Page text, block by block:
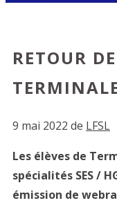
RETOUR
9 mai 2022 de LFSL
Les élèves de
spécialités SES /
émission de